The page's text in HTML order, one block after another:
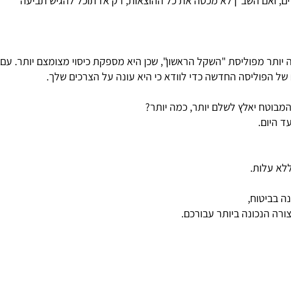
מפוליסת "השקל הראשון", שכן היא מספקת כיסוי מצומצם יותר. עם
הפוליסה החדשה כדי לוודא כי היא עונה על הצרכים שלך.
יאלץ לשלם יותר, כמה יותר?
עלות.
הנכונה ביותר עבורכם.